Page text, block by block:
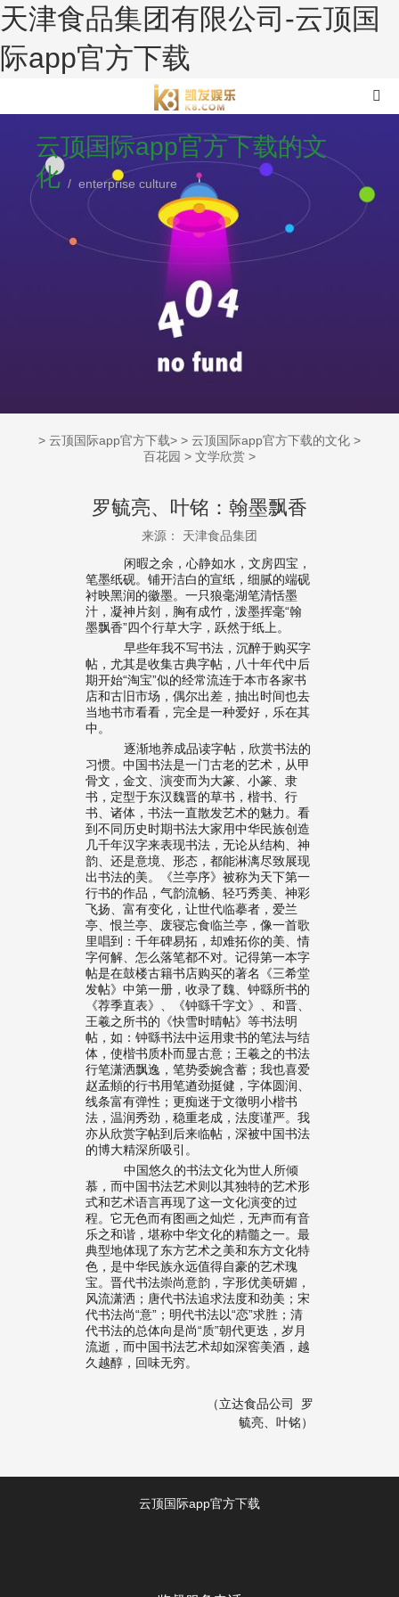
天津食品集团有限公司-云顶国
际app官方下载
云顶国际app官方下载的文
化 / enterprise culture
> 云顶国际app官方下载> > 云顶国际app官方下载的文化 >
百花园 > 文学欣赏 >
罗毓亮、叶铭：翰墨飘香
来源： 天津食品集团
闲暇之余，心静如水，文房四宝，
笔墨纸砚。铺开洁白的宣纸，细腻的端砚
衬映黑润的徽墨。一只狼毫湖笔清恬墨
汁，凝神片刻，胸有成竹，泼墨挥毫“翰
墨飘香”四个行草大字，跃然于纸上。
早些年我不写书法，沉醉于购买字
帖，尤其是收集古典字帖，八十年代中后
期开始“淘宝”似的经常流连于本市各家书
店和古旧市场，偶尔出差，抽出时间也去
当地书市看看，完全是一种爱好，乐在其
中。
逐渐地养成品读字帖，欣赏书法的
习惯。中国书法是一门古老的艺术，从甲
骨文，金文、演变而为大篆、小篆、隶
书，定型于东汉魏晋的草书，楷书、行
书、诸体，书法一直散发艺术的魅力。看
到不同历史时期书法大家用中华民族创造
几千年汉字来表现书法，无论从结构、神
韵、还是意境、形态，都能淋漓尽致展现
出书法的美。《兰亭序》被称为天下第一
行书的作品，气韵流畅、轻巧秀美、神彩
飞扬、富有变化，让世代临摹者，爱兰
亭、恨兰亭、废寝忘食临兰亭，像一首歌
里唱到：千年碑易拓，却难拓你的美、情
字何解、怎么落笔都不对。记得第一本字
帖是在鼓楼古籍书店购买的著名《三希堂
发帖》中第一册，收录了魏、钟繇所书的
《荐季直表》、《钟繇千字文》、和晋、
王羲之所书的《快雪时晴帖》等书法明
帖，如：钟繇书法中运用隶书的笔法与结
体，使楷书质朴而显古意；王羲之的书法
行笔潇洒飘逸，笔势委婉含蓄；我也喜爱
赵孟頫的行书用笔遒劲挺健，字体圆润、
线条富有弹性；更痴迷于文徵明小楷书
法，温润秀劲，稳重老成，法度谨严。我
亦从欣赏字帖到后来临帖，深被中国书法
的博大精深所吸引。
中国悠久的书法文化为世人所倾
慕，而中国书法艺术则以其独特的艺术形
式和艺术语言再现了这一文化演变的过
程。它无色而有图画之灿烂，无声而有音
乐之和谐，堪称中华文化的精髓之一。最
典型地体现了东方艺术之美和东方文化特
色，是中华民族永远值得自豪的艺术瑰
宝。晋代书法崇尚意韵，字形优美研媚，
风流潇洒；唐代书法追求法度和劲美；宋
代书法尚“意”；明代书法以“恋”求胜；清
代书法的总体向是尚“质”朝代更迭，岁月
流逝，而中国书法艺术却如深窖美酒，越
久越醇，回味无穷。
（立达食品公司
罗
毓亮、叶铭）
云顶国际app官方下载